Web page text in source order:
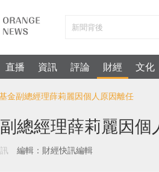
直播 資訊 評論 財經 文化
金副總經理薛莉麗因個人原因離任
總經理薛莉麗因個
編輯：財經快訊編輯